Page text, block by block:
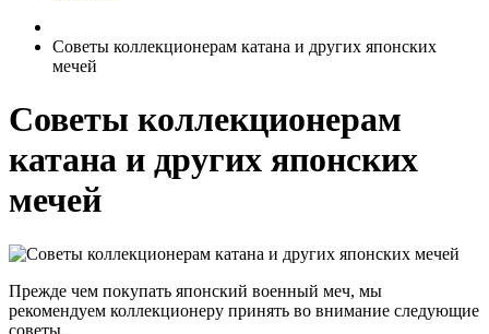
Советы коллекционерам катана и других японских
мечей
Советы коллекционерам
катана и других японских
мечей
Прежде чем покупать японский военный меч, мы
рекомендуем коллекционеру принять во внимание следующие
советы.